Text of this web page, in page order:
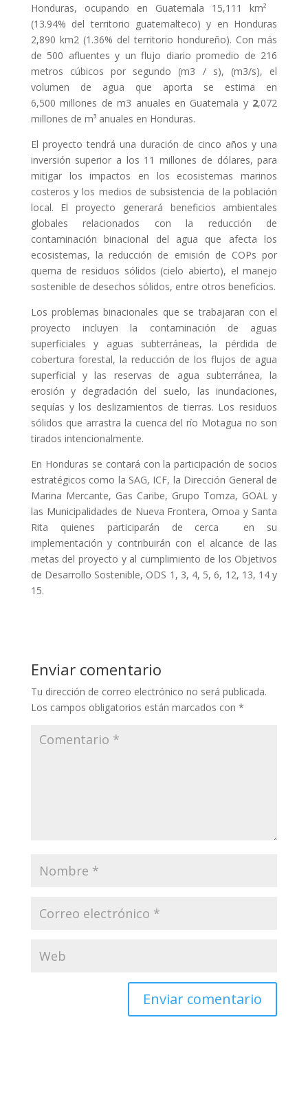
Honduras, ocupando en Guatemala 15,111 km²
(13.94% del territorio guatemalteco) y en Honduras
2,890 km2 (1.36% del territorio hondureño). Con más
de 500 afluentes y un flujo diario promedio de 216
metros cúbicos por segundo (m3 / s), (m3/s), el
volumen de agua que aporta se estima en
6,500 millones de m3 anuales en Guatemala y 2,072
millones de m³ anuales en Honduras.
El proyecto tendrá una duración de cinco años y una
inversión superior a los 11 millones de dólares, para
mitigar los impactos en los ecosistemas marinos
costeros y los medios de subsistencia de la población
local. El proyecto generará beneficios ambientales
globales relacionados con la reducción de
contaminación binacional del agua que afecta los
ecosistemas, la reducción de emisión de COPs por
quema de residuos sólidos (cielo abierto), el manejo
sostenible de desechos sólidos, entre otros beneficios.
Los problemas binacionales que se trabajaran con el
proyecto incluyen la contaminación de aguas
superficiales y aguas subterráneas, la pérdida de
cobertura forestal, la reducción de los flujos de agua
superficial y las reservas de agua subterránea, la
erosión y degradación del suelo, las inundaciones,
sequías y los deslizamientos de tierras. Los residuos
sólidos que arrastra la cuenca del río Motagua no son
tirados intencionalmente.
En Honduras se contará con la participación de socios
estratégicos como la SAG, ICF, la Dirección General de
Marina Mercante, Gas Caribe, Grupo Tomza, GOAL y
las Municipalidades de Nueva Frontera, Omoa y Santa
Rita quienes participarán de cerca en su
implementación y contribuirán con el alcance de las
metas del proyecto y al cumplimiento de los Objetivos
de Desarrollo Sostenible, ODS 1, 3, 4, 5, 6, 12, 13, 14 y
15.
Enviar comentario
Tu dirección de correo electrónico no será publicada.
Los campos obligatorios están marcados con *